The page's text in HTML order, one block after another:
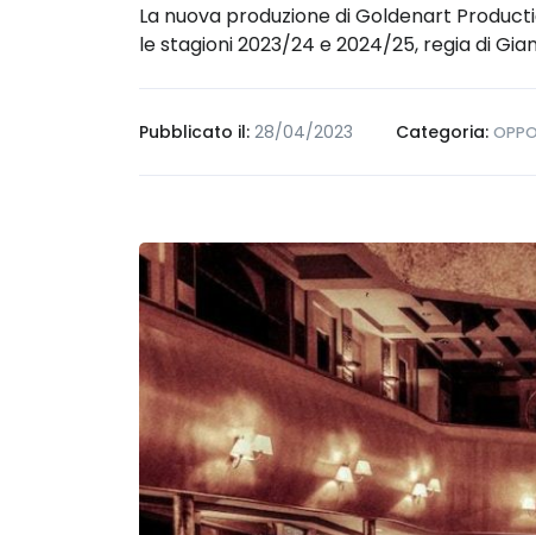
La nuova produzione di Goldenart
le stagioni 2023/24 e 2024/25, regia di
Pubblicato il: 28/04/2023 Categoria: